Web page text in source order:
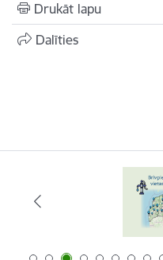
Drukāt lapu
Dalīties